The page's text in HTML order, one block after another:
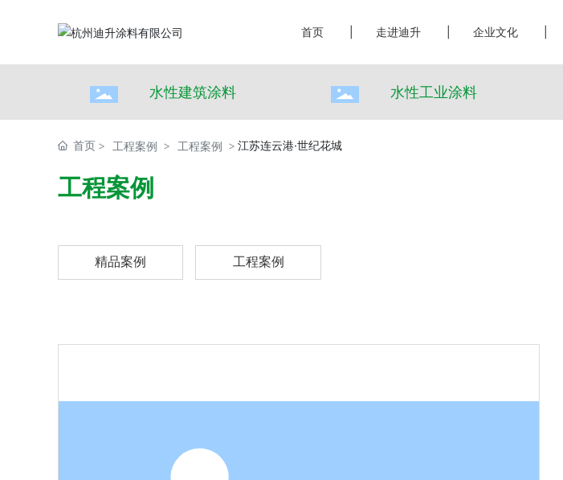
首页 走进迪升 企业文化
水性建筑涂料 水性工业涂料
首页 工程案例 工程案例 江苏连云港·世纪花城
工程案例
精品案例 工程案例